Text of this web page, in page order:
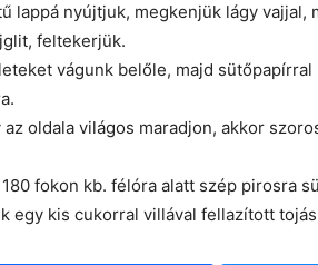
lappá nyújtjuk, megkenjük lágy vajjal,
feltekerjük.
vágunk belőle, majd
oldala világos maradjon, akkor
fokon kb. félóra alatt szép pirosra
egy kis cukorral villával fellazított